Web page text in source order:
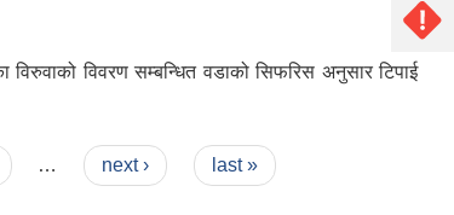
विवरण सम्बन्धित वडाको सिफरिस अनुसार टिपाई
… next › last »